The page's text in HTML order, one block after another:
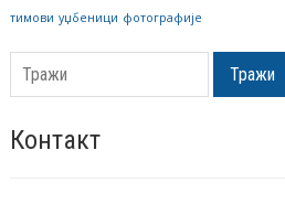
тимови уџбеници фотографије
Тражи
Контакт